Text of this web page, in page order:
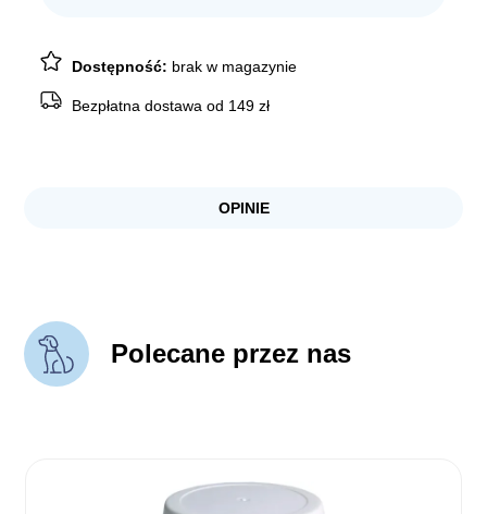
Dostępność: brak w magazynie
Bezpłatna dostawa od 149 zł
OPINIE
Polecane przez nas